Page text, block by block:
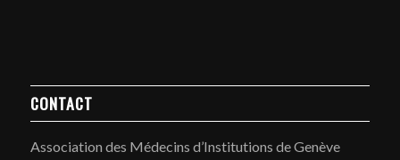
CONTACT
Association des Médecins d’Institutions de Genève